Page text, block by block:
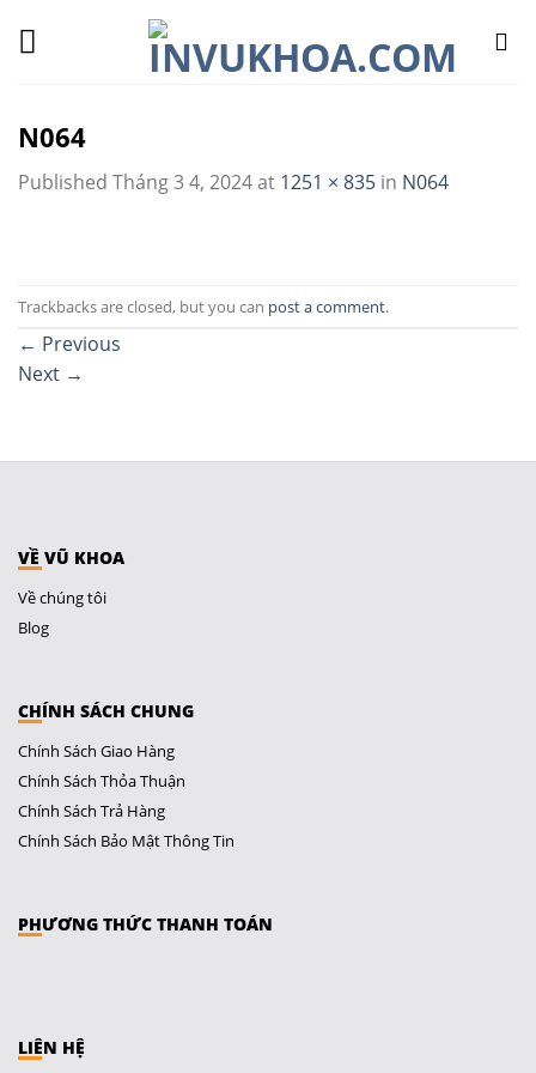
N064
Published Tháng 3 4, 2024at 1251 × 835 in N064
Trackbacks are closed, but you can post a comment.
← Previous
Next →
VỀ VŨ KHOA
Về chúng tôi
Blog
CHÍNH SÁCH CHUNG
Chính Sách Giao Hàng
Chính Sách Thỏa Thuận
Chính Sách Trả Hàng
Chính Sách Bảo Mật Thông Tin
PHƯƠNG THỨC THANH TOÁN
LIÊN HỆ